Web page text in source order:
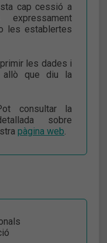
cap cessió a
les establertes
les dades i
allò que diu la
consultar la
sobre
pàgina web.